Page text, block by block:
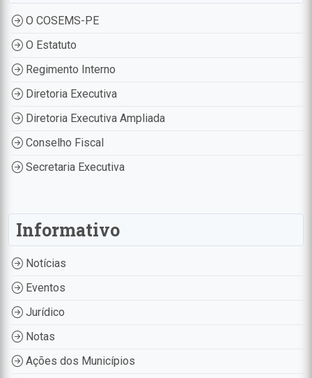
O COSEMS-PE
O Estatuto
Regimento Interno
Diretoria Executiva
Diretoria Executiva Ampliada
Conselho Fiscal
Secretaria Executiva
Informativo
Notícias
Eventos
Jurídico
Notas
Ações dos Municípios